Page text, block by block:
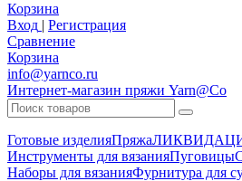
Корзина
Вход | Регистрация
Сравнение
Корзина
info@yarnco.ru
Интернет-магазин пряжи Yarn@Co
Готовые изделияПряжа
Инструменты для вязанияПуговицы
Наборы для вязанияФурнитура для